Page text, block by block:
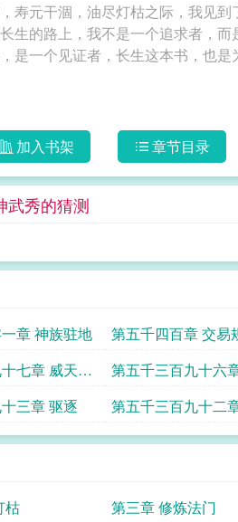
寿元干涸，油尽灯枯之际，我见
生的路上，我不是一个追求者，
加入书架 章节目录
武秀的猜测
章 神族驻地 第五千四百章 交易
七章 威天现
第五千三百九十六
三章 驱逐
第五千三百九十二
修
枯 第三章 修炼法门